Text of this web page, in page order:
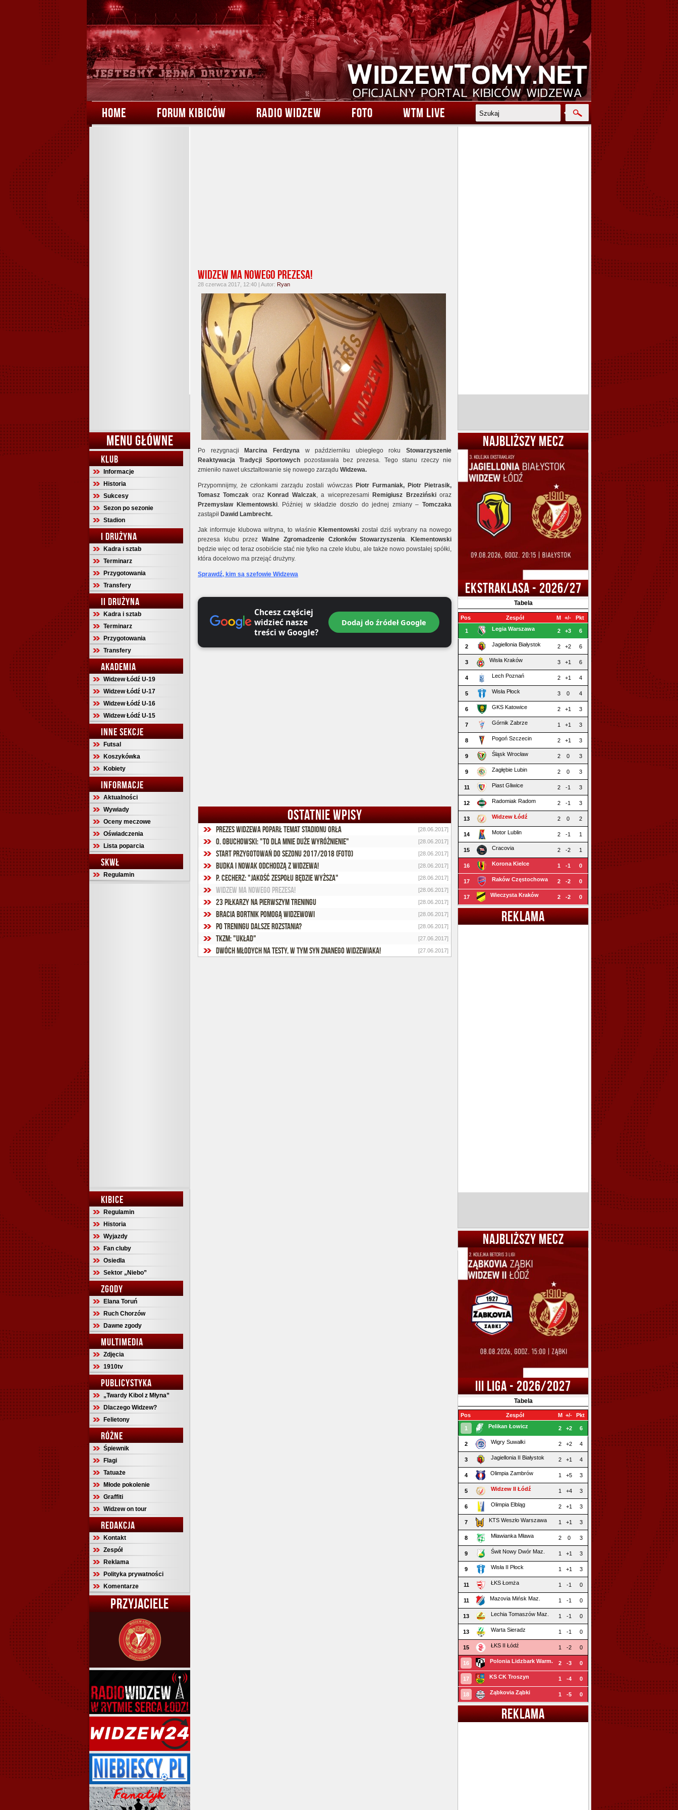
HOME FORUM KIBICÓW RADIO WIDZEW FOTO WTM LIVE
MENU GŁÓWNE
KLUB
Informacje
Historia
Sukcesy
Sezon po sezonie
Stadion
I DRUŻYNA
Kadra i sztab
Terminarz
Przygotowania
Transfery
II DRUŻYNA
Kadra i sztab
Terminarz
Przygotowania
Transfery
AKADEMIA
Widzew Łódź U-19
Widzew Łódź U-17
Widzew Łódź U-16
Widzew Łódź U-15
INNE SEKCJE
Futsal
Koszykówka
Kobiety
INFORMACJE
Aktualności
Wywiady
Oceny meczowe
Oświadczenia
Lista poparcia
SKWŁ
Regulamin
KIBICE
Regulamin
Historia
Wyjazdy
Fan cluby
Osiedla
Sektor „Niebo”
ZGODY
Elana Toruń
Ruch Chorzów
Dawne zgody
MULTIMEDIA
Zdjęcia
1910tv
PUBLICYSTYKA
„Twardy Kibol z Młyna”
Dlaczego Widzew?
Felietony
RÓŻNE
Śpiewnik
Flagi
Tatuaże
Młode pokolenie
Graffiti
Widzew on tour
REDAKCJA
Kontakt
Zespół
Reklama
Polityka prywatności
Komentarze
PRZYJACIELE
Widzew ma nowego prezesa!
28 czerwca 2017, 12:40 | Autor: Ryan
Po rezygnacji Marcina Ferdzynaw październiku ubiegłego roku Stowarzyszenie
Reaktywacja Tradycji Sportowychpozostawała bez prezesa. Tego stanu rzeczy nie
zmieniło nawet ukształtowanie się nowego zarządu Widzewa.
Przypomnijmy, że członkami zarządu zostali wówczas Piotr Furmaniak, Piotr Pietrasik,
Tomasz Tomczak oraz Konrad Walczak, a wiceprezesami Remigiusz Brzezińskioraz
Przemysław Klementowski. Później w składzie doszło do jednej zmiany –Tomczaka
zastąpił Dawid Lambrecht.
Jak informuje klubowa witryna, to właśnie Klementowski został dziś wybrany na nowego
prezesa klubu przezWalne Zgromadzenie Członków Stowarzyszenia.
Klementowski
będzie więc od teraz osobiście stać nie tylko na czele klubu, ale także nowo powstałej spółki,
która docelowo ma przejąć drużyny.
Sprawdź, kim są szefowie Widzewa
Chcesz częściej
widzieć nasze
treści w Google?
Dodaj do źródeł Google
OSTATNIE WPISY
Prezes Widzewa poparł temat stadionu Orła [28.06.2017]
O. Obuchowski: "To dla mnie duże wyróżnienie" [28.06.2017]
Start przygotowań do sezonu 2017/2018 (foto) [28.06.2017]
Budka i Nowak odchodzą z Widzewa! [28.06.2017]
P. Cecherz: "Jakość zespołu będzie wyższa" [28.06.2017]
Widzew ma nowego prezesa! [28.06.2017]
23 piłkarzy na pierwszym treningu [28.06.2017]
Bracia Bortnik pomogą Widzewowi [28.06.2017]
Po treningu dalsze rozstania? [28.06.2017]
TKzM: "Układ" [27.06.2017]
Dwóch młodych na testy, w tym syn znanego widzewiaka! [27.06.2017]
NAJBLIŻSZY MECZ
EKSTRAKLASA - 2026/27
Tabela
Pos Zespół M +/- Pkt
1 Legia Warszawa 2 +3 6
2 Jagiellonia Białystok 2 +2 6
3 Wisła Kraków 3 +1 6
4 Lech Poznań 2 +1 4
5 Wisła Płock 3 0 4
6 GKS Katowice 2 +1 3
7 Górnik Zabrze 1 +1 3
8 Pogoń Szczecin 2 +1 3
9 Śląsk Wrocław 2 0 3
9 Zagłębie Lubin 2 0 3
11 Piast Gliwice 2 -1 3
12 Radomiak Radom 2 -1 3
13 Widzew Łódź 2 0 2
14 Motor Lublin 2 -1 1
15 Cracovia 2 -2 1
16 Korona Kielce 1 -1 0
17 Raków Częstochowa 2 -2 0
17 Wieczysta Kraków 2 -2 0
REKLAMA
NAJBLIŻSZY MECZ
III LIGA - 2026/2027
Tabela
Pos Zespół M +/- Pkt
1 Pelikan Łowicz 2 +2 6
2 Wigry Suwałki 2 +2 4
3 Jagiellonia II Białystok 2 +1 4
4 Olimpia Zambrów 1 +5 3
5 Widzew II Łódź 1 +4 3
6 Olimpia Elbląg 2 +1 3
7 KTS Weszło Warszawa 1 +1 3
8 Mławianka Mława 2 0 3
9 Świt Nowy Dwór Maz. 1 +1 3
9 Wisła II Płock 1 +1 3
11 ŁKS Łomża 1 -1 0
11 Mazovia Mińsk Maz. 1 -1 0
13 Lechia Tomaszów Maz. 1 -1 0
13 Warta Sieradz 1 -1 0
15 ŁKS II Łódź 1 -2 0
16 Polonia Lidzbark Warm. 2 -3 0
17 KS CK Troszyn 1 -4 0
18 Ząbkovia Ząbki 1 -5 0
REKLAMA